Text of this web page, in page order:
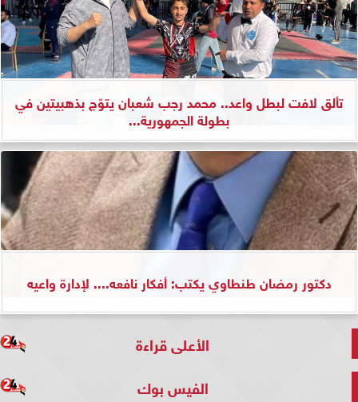
تألق لافت لبطل واعد.. محمد رجب شعبان يتوّج بذهبيتين في
بطولة الجمهورية...
دكتور رمضان طنطاوي يكتب: أفكار نافعه.... لإدارة واعيه
الأعلى قراءة
الفيس بوك